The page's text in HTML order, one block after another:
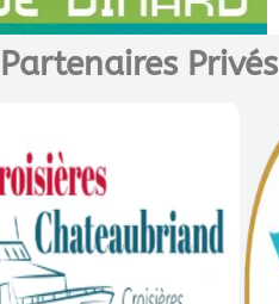
Partenaires Privés